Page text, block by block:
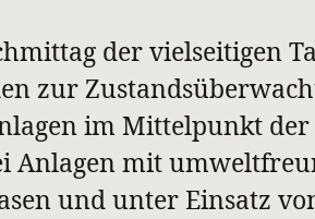
der vielseitigen
zur
im Mittelpunkt
Anlagen mit
und unter Einsatz